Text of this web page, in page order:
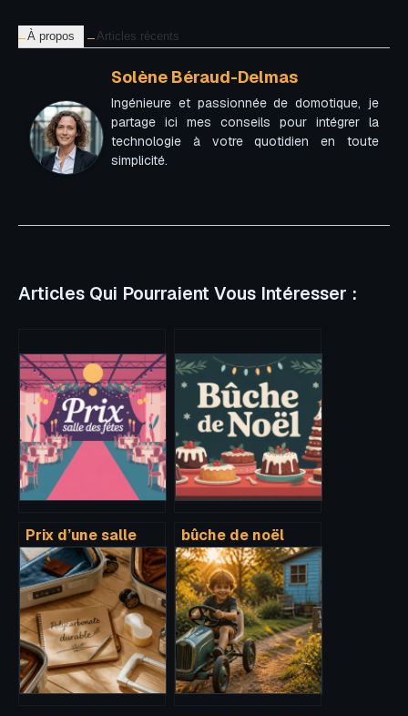
À propos Articles récents
Solène Béraud-Delmas
Ingénieure et passionnée de domotique, je
partage ici mes conseils pour intégrer la
technologie à votre quotidien en toute
simplicité.
Articles Qui Pourraient Vous Intéresser :
Prix d’une salle
des fêtes :
combien prévoir
et comment bien
choisir
bûche de noël
recettes faciles
pour tous les
niveaux et envies